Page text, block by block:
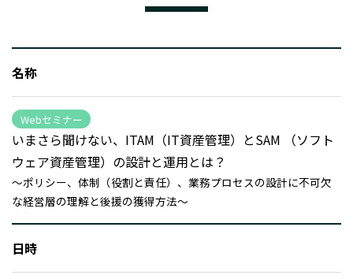
名称
Webセミナー
いまさら聞けない、ITAM（IT資産管理）とSAM （ソフト
ウェア資産管理）の設計と運用とは？
～ポリシー、体制（役割と責任）、業務プロセスの設計に不可欠
な経営層の理解と後援の獲得方法～
日時